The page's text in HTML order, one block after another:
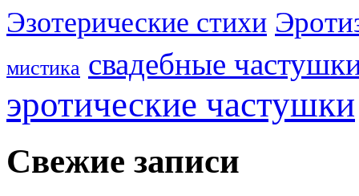
Эзотерические стихи
мистика свадебные
эротические частушки
Свежие записи